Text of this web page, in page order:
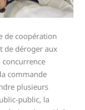
de coopération
de déroger aux
commande
plusieurs
public, la